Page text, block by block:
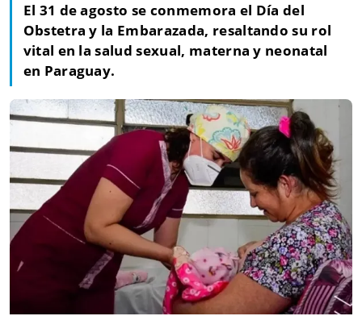
El 31 de agosto se conmemora el Día del
Obstetra y la Embarazada, resaltando su rol
vital en la salud sexual, materna y neonatal
en Paraguay.